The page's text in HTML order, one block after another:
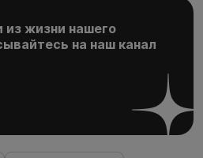
из жизни нашего
на наш канал